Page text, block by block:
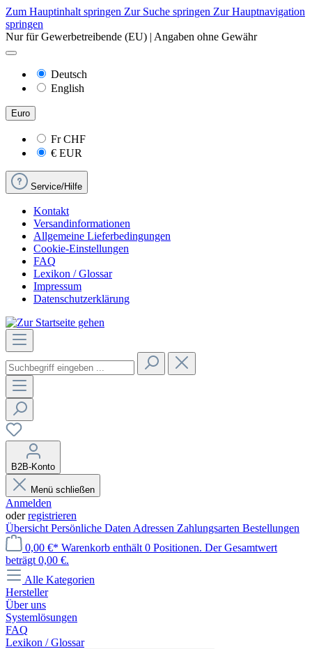
Zum Hauptinhalt springen Zur Suche springen Zur Hauptnavigation
springen
Nur für Gewerbetreibende (EU) | Angaben ohne Gewähr
Deutsch
English
Euro
FrCHF
€ EUR
Service/Hilfe
Kontakt
Versandinformationen
Allgemeine Lieferbedingungen
Cookie-Einstellungen
FAQ
Lexikon / Glossar
Impressum
Datenschutzerklärung
B2B-Konto
Menü schließen
Anmelden
oderregistrieren
Übersicht Persönliche Daten Adressen Zahlungsarten Bestellungen
0,00 €* Warenkorb enthält 0 Positionen. Der Gesamtwert
beträgt 0,00 €.
Alle Kategorien
Hersteller
Über uns
Systemlösungen
FAQ
Lexikon / Glossar